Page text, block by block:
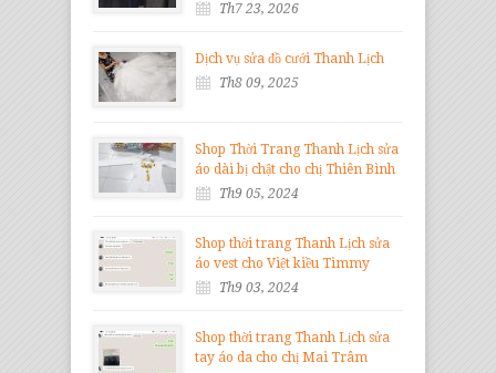
Th7 23, 2026
Dịch vụ sửa đồ cưới Thanh Lịch
Th8 09, 2025
Shop Thời Trang Thanh Lịch sửa
áo dài bị chật cho chị Thiên Bình
Th9 05, 2024
Shop thời trang Thanh Lịch sửa
áo vest cho Việt kiều Timmy
Th9 03, 2024
Shop thời trang Thanh Lịch sửa
tay áo da cho chị Mai Trâm